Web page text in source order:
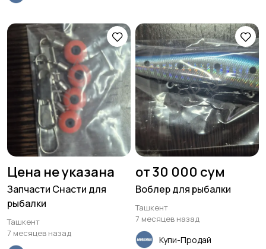
Цена не указана
Запчасти Снасти для
рыбалки
Ташкент
7 месяцев назад
от 30 000 сум
Воблер для рыбалки
Ташкент
7 месяцев назад
Купи-Продай